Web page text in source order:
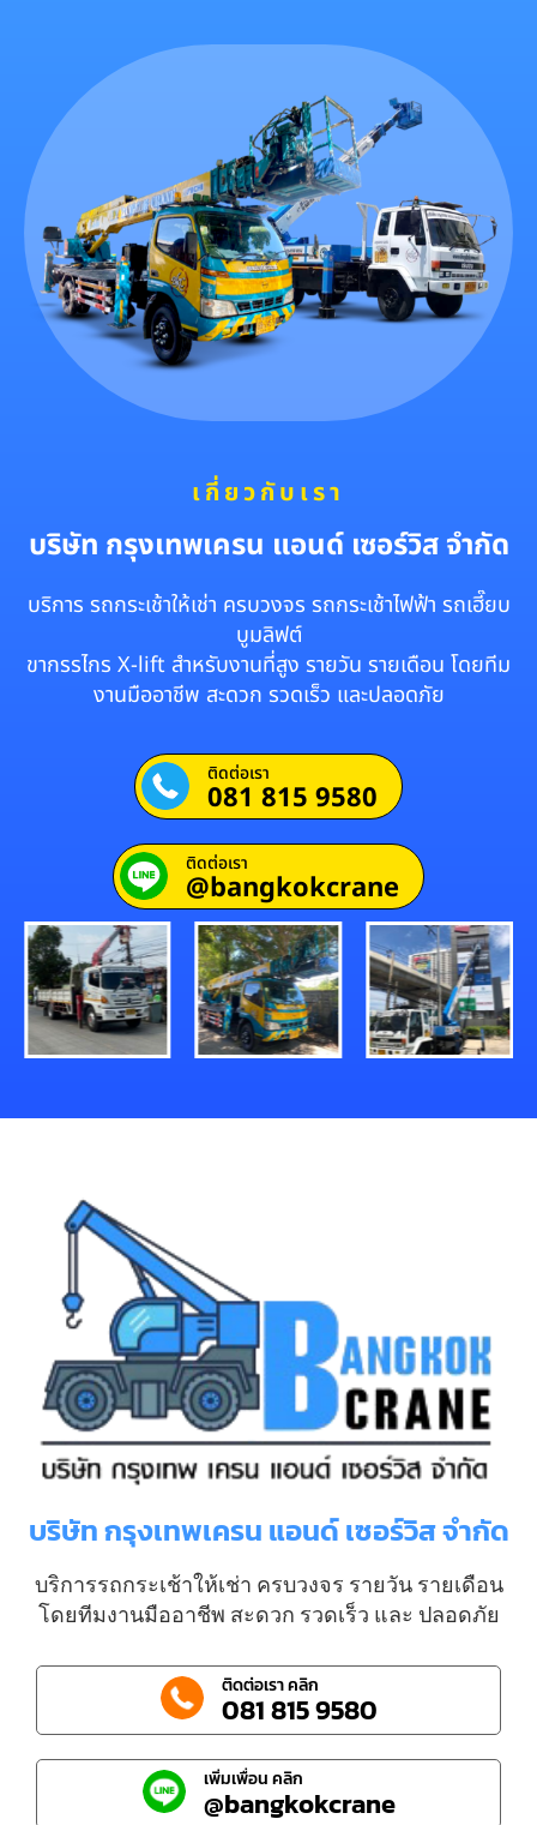
เกี่ยวกับเรา
บริษัท กรุงเทพเครน แอนด์ เซอร์วิส จำกัด
บริการ รถกระเช้าให้เช่า ครบวงจร รถกระเช้าไฟฟ้า รถเฮี๊ยบ
บูมลิฟต์
ขากรรไกร X-lift สำหรับงานที่สูง รายวัน รายเดือน โดยทีม
งานมืออาชีพ สะดวก รวดเร็ว และปลอดภัย
ติดต่อเรา
081 815 9580
ติดต่อเรา
@bangkokcrane
บริษัท กรุงเทพเครน แอนด์ เซอร์วิส จำกัด
บริการรถกระเช้าให้เช่า ครบวงจร รายวัน รายเดือน
โดยทีมงานมืออาชีพ สะดวก รวดเร็ว และ ปลอดภัย
ติดต่อเรา คลิก
081 815 9580
เพิ่มเพื่อน คลิก
@bangkokcrane